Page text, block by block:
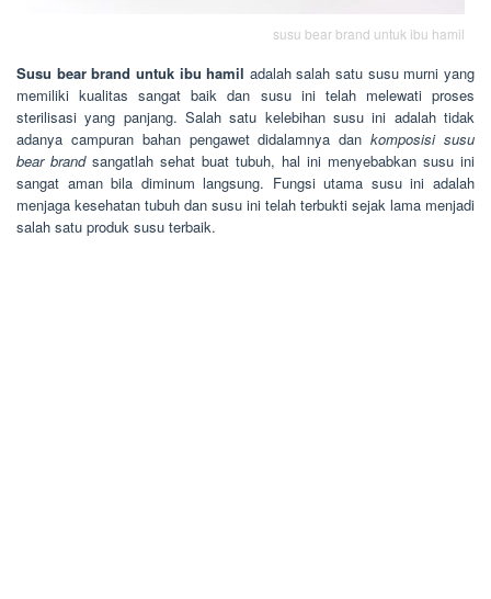
susu bear brand untuk ibu hamil
Susu bear brand untuk ibu hamil adalah salah satu susu murni yang
memiliki kualitas sangat baik dan susu ini telah melewati proses
sterilisasi yang panjang. Salah satu kelebihan susu ini adalah tidak
adanya campuran bahan pengawet didalamnya dankomposisi susu
bear brandsangatlah sehat buat tubuh, hal ini menyebabkan susu ini
sangat aman bila diminum langsung. Fungsi utama susu ini adalah
menjaga kesehatan tubuh dan susu ini telah terbukti sejak lama menjadi
salah satu produk susu terbaik.